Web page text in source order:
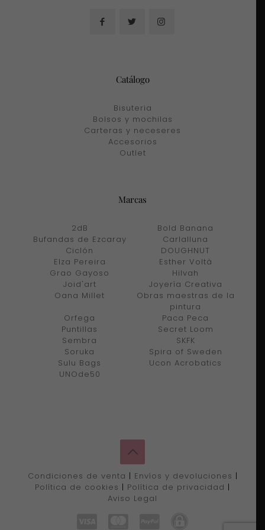
Catálogo
Bisuteria
Bolsos y mochilas
Carteras y neceseres
Accesorios
Outlet
Marcas
2dB
Bold Banana
Bufandas de Ezcaray
Carlalluna
Ciclón
DOUGHNUT
Elza Pereira
Esther Voltà
Grao Gayoso
Hilvah
Joid'art
Joyería Creativa
Oana Millet
Obras maestras de la
pintura
Orfega
Paca Peca
Puntillas
Secret Loom
Sembra
SKFK
Soruka
Spira of Sweden
Sulu Bags
Ucon Acrobatics
UNOde50
Condiciones de venta | Envíos y devoluciones |
Política de cookies | Política de privacidad |
Aviso Legal